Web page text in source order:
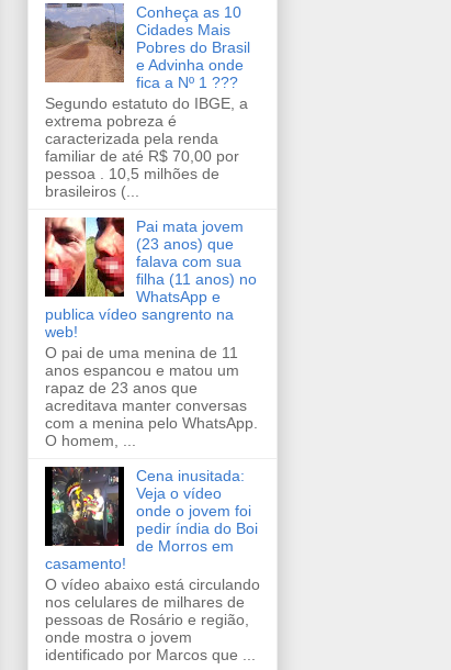
Conheça as 10
Cidades Mais
Pobres do Brasil
e Advinha onde
fica a Nº 1 ???
Segundo estatuto do IBGE, a
extrema pobreza é
caracterizada pela renda
familiar de até R$ 70,00 por
pessoa . 10,5 milhões de
brasileiros (...
Pai mata jovem
(23 anos) que
falava com sua
filha (11 anos) no
WhatsApp e
publica vídeo sangrento na
web!
O pai de uma menina de 11
anos espancou e matou um
rapaz de 23 anos que
acreditava manter conversas
com a menina pelo WhatsApp.
O homem, ...
Cena inusitada:
Veja o vídeo
onde o jovem foi
pedir índia do Boi
de Morros em
casamento!
O vídeo abaixo está circulando
nos celulares de milhares de
pessoas de Rosário e região,
onde mostra o jovem
identificado por Marcos que ...